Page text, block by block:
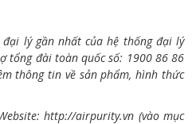
lý gần nhất của hệ thống đại lý
tổng đài toàn quốc số: 1900 86 86
thông tin về sản phẩm, hình thức
http://airpurity.vn (vào mục